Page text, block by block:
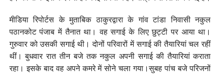
मीडिया रिपोर्टस के मुताबिक ठाकुरद्वारा के गांव टांडा निवासी नकुल
पठानकोट पंजाब में तैनात था। वह सगाई के लिए छुट्टी पर आया था।
गुरुवार को उसकी सगाई थी। दोनों परिवारों में सगाई की तैयारियां चल रहीं
थीं। बुधवार रात तीन बजे तक नकुल अपनी सगाई की तैयारियां कराता
रहा। इसके बाद वह अपने कमरे में सोने चला गया।सुबह पांच बजे परिजनों